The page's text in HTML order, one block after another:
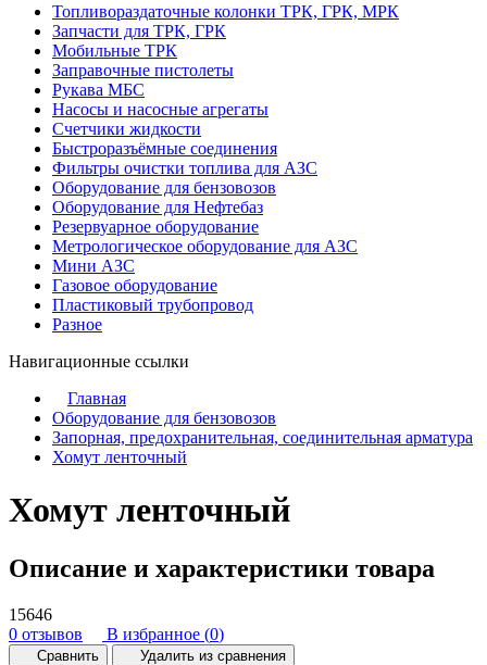
Топливораздаточные колонки ТРК, ГРК, МРК
Запчасти для ТРК, ГРК
Мобильные ТРК
Заправочные пистолеты
Рукава МБС
Насосы и насосные агрегаты
Счетчики жидкости
Быстроразъёмные соединения
Фильтры очистки топлива для АЗС
Оборудование для бензовозов
Оборудование для Нефтебаз
Резервуарное оборудование
Метрологическое оборудование для АЗС
Мини АЗС
Газовое оборудование
Пластиковый трубопровод
Разное
Навигационные ссылки
Главная
Оборудование для бензовозов
Запорная, предохранительная, соединительная арматура
Хомут ленточный
Хомут ленточный
Описание и характеристики товара
15646
0 отзывов
В избранное (0)
Сравнить Удалить из сравнения